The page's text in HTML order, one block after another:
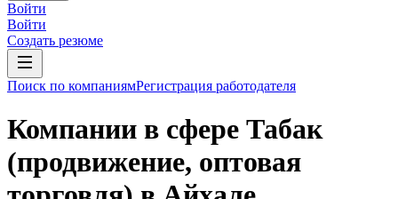
Войти
Войти
Создать резюме
Поиск по компаниямРегистрация работодателя
Компании в сфере Табак
(продвижение, оптовая